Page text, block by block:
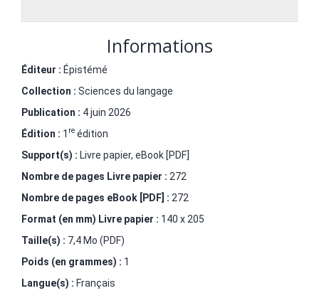
Informations
Éditeur : Épistémé
Collection : Sciences du langage
Publication : 4 juin 2026
Édition : 1 re édition
Support(s) : Livre papier, eBook [PDF]
Nombre de pages Livre papier : 272
Nombre de pages eBook [PDF] : 272
Format (en mm) Livre papier : 140 x 205
Taille(s) : 7,4 Mo (PDF)
Poids (en grammes) : 1
Langue(s) : Français